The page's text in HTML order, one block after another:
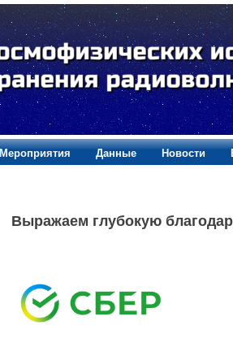
Мероприятия Данные Новости
Выражаем глубокую